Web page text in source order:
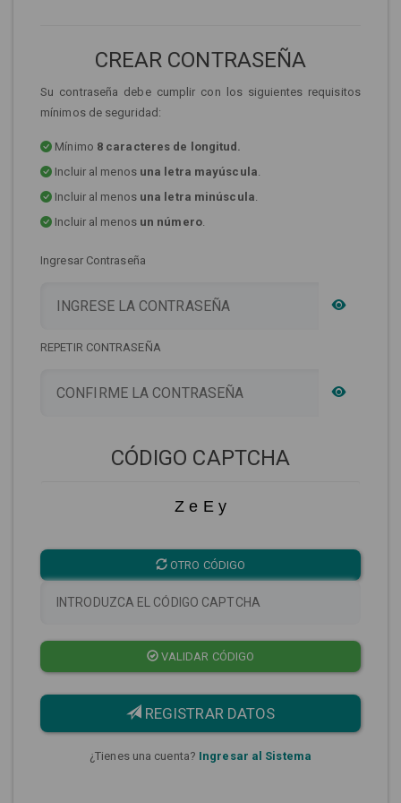
CREAR CONTRASEÑA
Su contraseña debe cumplir con los siguientes requisitos
mínimos de seguridad:
Mínimo 8 caracteres de longitud.
Incluir al menos una letra mayúscula.
Incluir al menos una letra minúscula.
Incluir al menos un número.
Ingresar Contraseña
REPETIR CONTRASEÑA
CÓDIGO CAPTCHA
Z e E y
OTRO CÓDIGO
VALIDAR CÓDIGO
REGISTRAR DATOS
¿Tienes una cuenta? Ingresar al Sistema